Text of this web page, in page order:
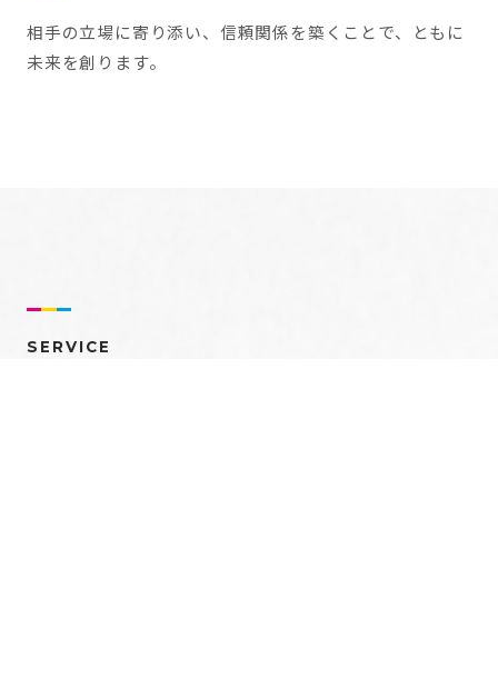
相手の立場に寄り添い、信頼関係を築くことで、ともに
未来を創ります。
SERVICE